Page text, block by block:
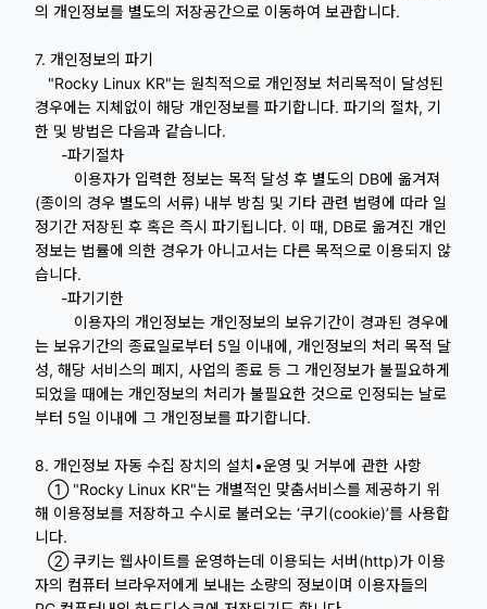
의 개인정보를 별도의 저장공간으로 이동하여 보관합니다.
7. 개인정보의 파기
"Rocky Linux KR"는 원칙적으로 개인정보 처리목적이 달성된
경우에는 지체없이 해당 개인정보를 파기합니다. 파기의 절차, 기
한 및 방법은 다음과 같습니다.
-파기절차
이용자가 입력한 정보는 목적 달성 후 별도의 DB에 옮겨져
(종이의 경우 별도의 서류) 내부 방침 및 기타 관련 법령에 따라 일
정기간 저장된 후 혹은 즉시 파기됩니다. 이 때, DB로 옮겨진 개인
정보는 법률에 의한 경우가 아니고서는 다른 목적으로 이용되지 않
습니다.
-파기기한
이용자의 개인정보는 개인정보의 보유기간이 경과된 경우에
는 보유기간의 종료일로부터 5일 이내에, 개인정보의 처리 목적 달
성, 해당 서비스의 폐지, 사업의 종료 등 그 개인정보가 불필요하게
되었을 때에는 개인정보의 처리가 불필요한 것으로 인정되는 날로
부터 5일 이내에 그 개인정보를 파기합니다.
8. 개인정보 자동 수집 장치의 설치•운영 및 거부에 관한 사항
① "Rocky Linux KR"는 개별적인 맞춤서비스를 제공하기 위
해 이용정보를 저장하고 수시로 불러오는 ‘쿠기(cookie)’를 사용합
니다.
② 쿠키는 웹사이트를 운영하는데 이용되는 서버(http)가 이용
자의 컴퓨터 브라우저에게 보내는 소량의 정보이며 이용자들의